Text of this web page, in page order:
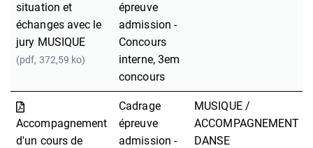
situation et
échanges avec le
jury MUSIQUE
(pdf, 372,59 ko)
épreuve
admission -
Concours
interne, 3em
concours
Accompagnement
d'un cours de
Cadrage
épreuve
admission -
MUSIQUE /
ACCOMPAGNEMENT
DANSE